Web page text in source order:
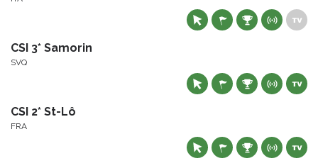
CSI 3* Samorin
SVQ
CSI 2* St-Lô
FRA